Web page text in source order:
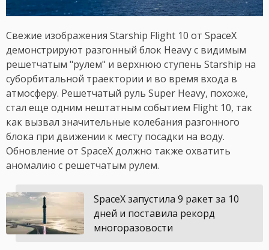
Свежие изображения Starship Flight 10 от SpaceX
демонстрируют разгонный блок Heavy с видимым
решетчатым "рулем" и верхнюю ступень Starship на
суборбитальной траектории и во время входа в
атмосферу. Решетчатый руль Super Heavy, похоже,
стал еще одним нештатным событием Flight 10, так
как вызвал значительные колебания разгонного
блока при движении к месту посадки на воду.
Обновление от SpaceX должно также охватить
аномалию с решетчатым рулем.
SpaceX запустила 9 ракет за 10
дней и поставила рекорд
многоразовости